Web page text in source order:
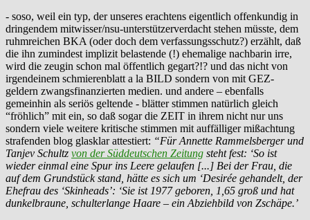
- soso, weil ein typ, der unseres erachtens eigentlich offenkundig in
dringendem mitwisser/nsu-unterstützerverdacht stehen müsste, dem
ruhmreichen BKA (oder doch dem verfassungsschutz?) erzählt, daß
die ihn zumindest implizit belastende (!) ehemalige nachbarin irre,
wird die zeugin schon mal öffentlich gegart?!? und das nicht von
irgendeinem schmierenblatt a la BILD sondern von mit GEZ-
geldern zwangsfinanzierten medien. und andere – ebenfalls
gemeinhin als seriös geltende - blätter stimmen natürlich gleich
“fröhlich” mit ein, so daß sogar die ZEIT in ihrem nicht nur uns
sondern viele weitere kritische stimmen mit auffälliger mißachtung
strafenden blog glasklar attestiert: “Für Annette Rammelsberger und
Tanjev Schultz von der Süddeutschen Zeitung steht fest: ‘So ist
wieder einmal eine Spur ins Leere gelaufen [...] Bei der Frau, die
auf dem Grundstück stand, hätte es sich um ‘Desirée gehandelt, der
Ehefrau des ‘Skinheads’: ‘Sie ist 1977 geboren, 1,65 groß und hat
dunkelbraune, schulterlange Haare – ein Abziehbild von Zschäpe.’